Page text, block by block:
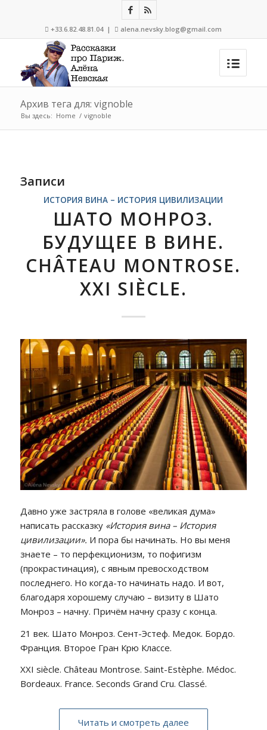
 +33.6.82.48.81.04 |  alena.nevsky.blog@gmail.com
Архив тега для: vignoble
Вы здесь: Home / vignoble
Записи
ИСТОРИЯ ВИНА – ИСТОРИЯ ЦИВИЛИЗАЦИИ
ШАТО МОНРОЗ.
БУДУЩЕЕ В ВИНЕ.
CHÂTEAU MONTROSE.
XXI SIÈCLE.
Давно уже застряла в голове «великая дума»
написать рассказку «История вина – История
цивилизации». И пора бы начинать. Но вы меня
знаете – то перфекционизм, то пофигизм
(прокрастинация), с явным превосходством
последнего. Но когда-то начинать надо. И вот,
благодаря хорошему случаю – визиту в Шато
Монроз – начну. Причём начну сразу с конца.
21 век. Шато Монроз. Сент-Эстеф. Медок. Бордо.
Франция. Второе Гран Крю Классе.
XXI siècle. Château Montrose. Saint-Estèphe. Médoc.
Bordeaux. France. Seconds Grand Cru. Classé.
Читать и смотреть далее